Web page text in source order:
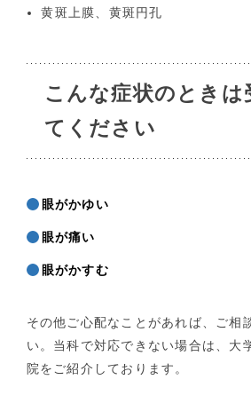
黄斑上膜、黄斑円孔
こんな症状のときは
てください
眼がかゆい
眼が痛い
眼がかすむ
その他ご心配なことがあれば、ご相
い。当科で対応できない場合は、大
院をご紹介しております。